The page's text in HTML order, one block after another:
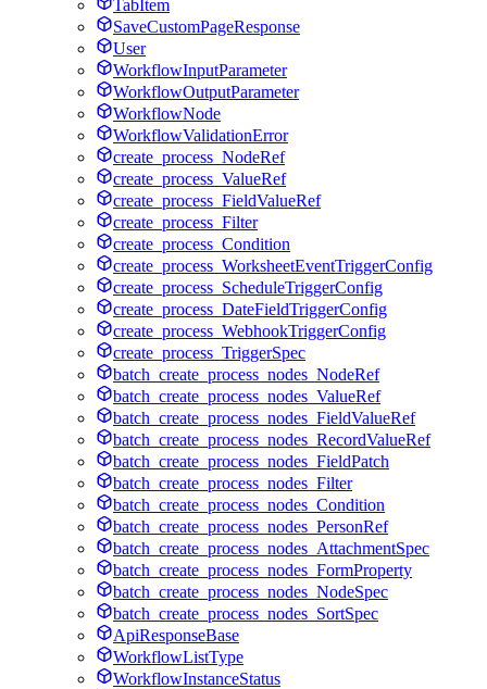
TabItem
SaveCustomPageResponse
User
WorkflowInputParameter
WorkflowOutputParameter
WorkflowNode
WorkflowValidationError
create_process_NodeRef
create_process_ValueRef
create_process_FieldValueRef
create_process_Filter
create_process_Condition
create_process_WorksheetEventTriggerConfig
create_process_ScheduleTriggerConfig
create_process_DateFieldTriggerConfig
create_process_WebhookTriggerConfig
create_process_TriggerSpec
batch_create_process_nodes_NodeRef
batch_create_process_nodes_ValueRef
batch_create_process_nodes_FieldValueRef
batch_create_process_nodes_RecordValueRef
batch_create_process_nodes_FieldPatch
batch_create_process_nodes_Filter
batch_create_process_nodes_Condition
batch_create_process_nodes_PersonRef
batch_create_process_nodes_AttachmentSpec
batch_create_process_nodes_FormProperty
batch_create_process_nodes_NodeSpec
batch_create_process_nodes_SortSpec
ApiResponseBase
WorkflowListType
WorkflowInstanceStatus